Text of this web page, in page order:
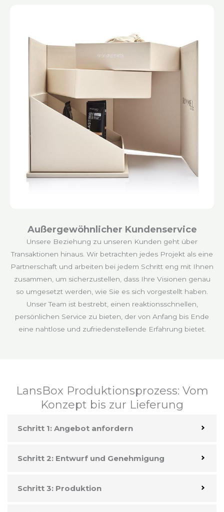
Außergewöhnlicher Kundenservice
Unsere Beziehung zu unseren Kunden geht über
Transaktionen hinaus. Wir betrachten jedes Projekt als eine
Partnerschaft und arbeiten bei jedem Schritt eng mit Ihnen
zusammen, um sicherzustellen, dass Ihre Visionen genau
so umgesetzt werden, wie Sie es sich vorgestellt haben.
Unser Team ist bestrebt, einen reaktionsschnellen,
persönlichen Service zu bieten, der von Anfang bis Ende
eine nahtlose und zufriedenstellende Erfahrung bietet.
LansBox Produktionsprozess: Vom
Konzept bis zur Lieferung
Schritt 1: Angebot anfordern
Schritt 2: Entwurf und Genehmigung
Schritt 3: Produktion